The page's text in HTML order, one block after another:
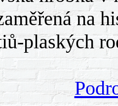
na
plaských